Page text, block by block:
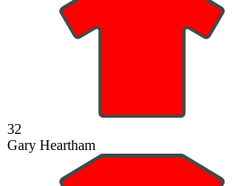
32
Gary Heartham